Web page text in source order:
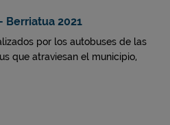
Berriatua 2021
por los autobuses de las
que atraviesan el municipio,